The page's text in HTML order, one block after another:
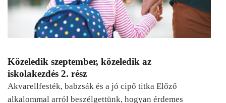
Közeledik szeptember, közeledik az
iskolakezdés 2. rész
Akvarellfesték, babzsák és a jó cipő titka Előző
alkalommal arról beszélgettünk, hogyan érdemes